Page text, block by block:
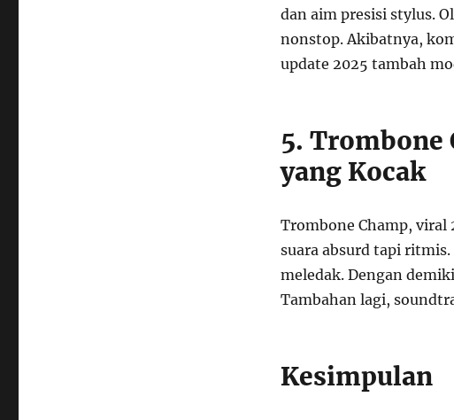
dan aim presisi stylus.
nonstop. Akibatnya,
update 2025 tambah
5. Trombone
yang Kocak
Trombone Champ,
suara absurd tapi
meledak. Dengan
Tambahan lagi,
Kesimpulan